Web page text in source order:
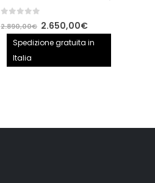
out of 5
2.890,00€ Il
prezzo
2.650,00€Il
prezzo
Spedizione gratuita in
Italia